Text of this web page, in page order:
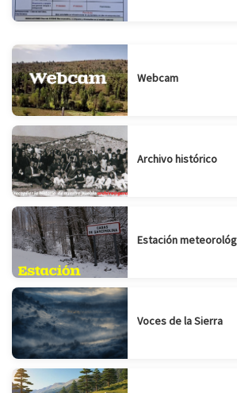
Webcam
Archivo histórico
Estación
Voces de la Sierra